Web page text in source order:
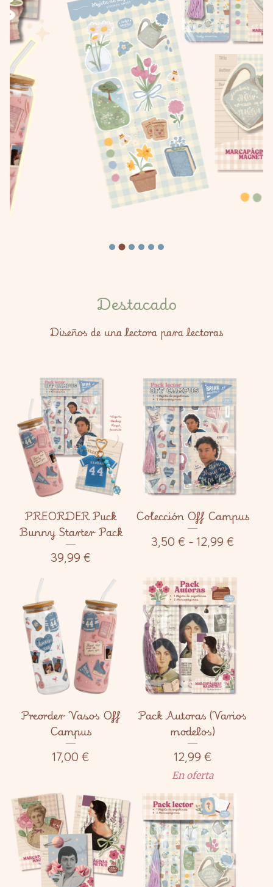
Destacado
Diseños de una lectora para lectoras
PREORDER Puck
Bunny Starter Pack
39,99 €
Colección Off Campus
3,50 € - 12,99 €
Preorder Vasos Off
Campus
17,00 €
Pack Autoras (Varios
modelos)
12,99 €
En oferta